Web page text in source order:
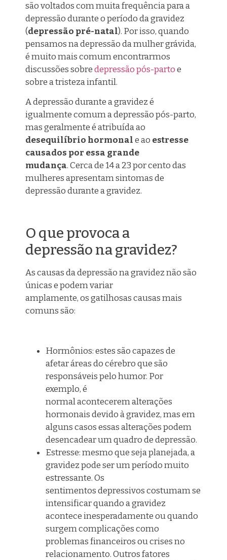
são voltados com muita frequência para a
depressão durante o período da gravidez
(depressão pré-natal). Por isso, quando
pensamos na depressão da mulher grávida,
é muito mais comum encontrarmos
discussões sobredepressão pós-partoe
sobre a tristeza infantil.
A depressão durante a gravidez é
igualmente comum a depressão pós-parto,
mas geralmente é atribuída ao
desequilíbrio hormonale ao estresse
causados ​​por essa grande
mudança. Cerca de 14 a 23 por cento das
mulheres apresentam sintomas de
depressão durante a gravidez.
O que provoca a
depressão na gravidez?
As causas da depressão na gravidez não são
únicas e podem variar
amplamente,osgatilhosas causasmais
comuns são:
Hormônios: estes são capazes de
afetar áreas do cérebro que são
responsáveis pelo humor. Por
exemplo, é
normal acontecerem alterações
hormonais devido à gravidez, mas em
alguns casos essas alterações podem
desencadear um quadro de depressão.
Estresse: mesmo que seja planejada, a
gravidez pode ser um período muito
estressante. Os
sentimentosdepressivoscostumam se
intensificar quando a gravidez
acontece inesperadamente ou quando
surgem complicações como
problemas financeiros ou crises no
relacionamento. Outros fatores